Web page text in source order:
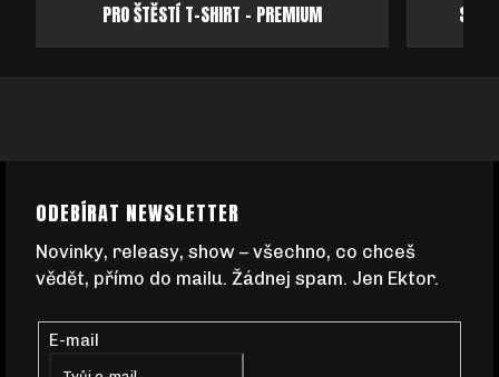
PRO ŠTĚSTÍ T-SHIRT - PREMIUM
ODEBÍRAT NEWSLETTER
Novinky, releasy, show – všechno, co chceš
vědět, přímo do mailu. Žádnej spam. Jen Ektor.
E-mail